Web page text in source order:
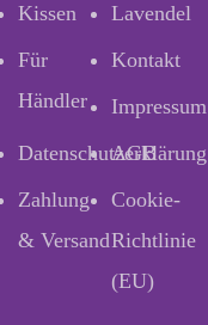
Kissen
Lavendel
Für
Händler
Kontakt
Impressum
Datenschutzerklärung
AGB
Zahlung
& Versand
Cookie-
Richtlinie
(EU)